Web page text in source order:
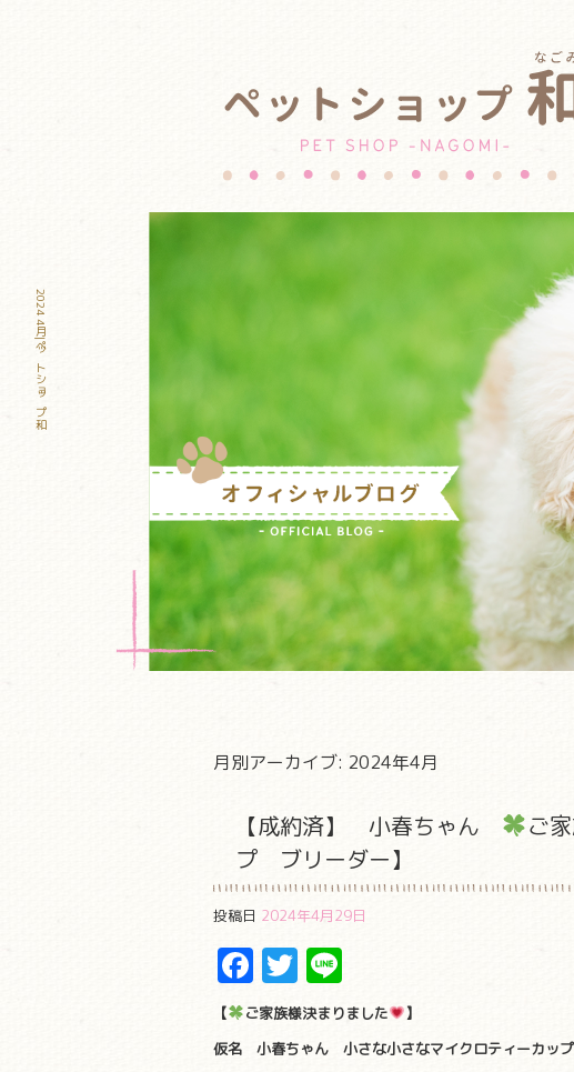
2024 4月|ペットショップ和
月別アーカイブ: 2024年4月
【成約済】 小春ちゃん ご
プ ブリーダー】
投稿日 2024年4月29日
Facebook
Twitter
【 ご家族様決まりました
】
仮名 小春ちゃん 小さな小さなマイクロティーカップ